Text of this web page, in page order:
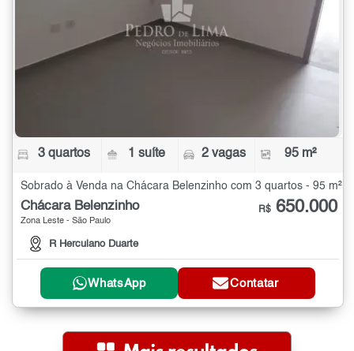
3 quartos 1 suíte 2 vagas 95 m²
Sobrado à Venda na Chácara Belenzinho com 3 quartos - 95 m²
Chácara Belenzinho
Zona Leste - São Paulo
R Herculano Duarte
R$ 650.000
WhatsApp Contatar